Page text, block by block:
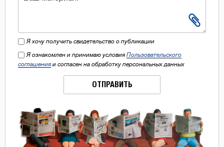
Я хочу получить свидетельство о публикации
Я ознакомлен и принимаю условия Пользовательского
соглашения и согласен на обработку персональных данных
ОТПРАВИТЬ